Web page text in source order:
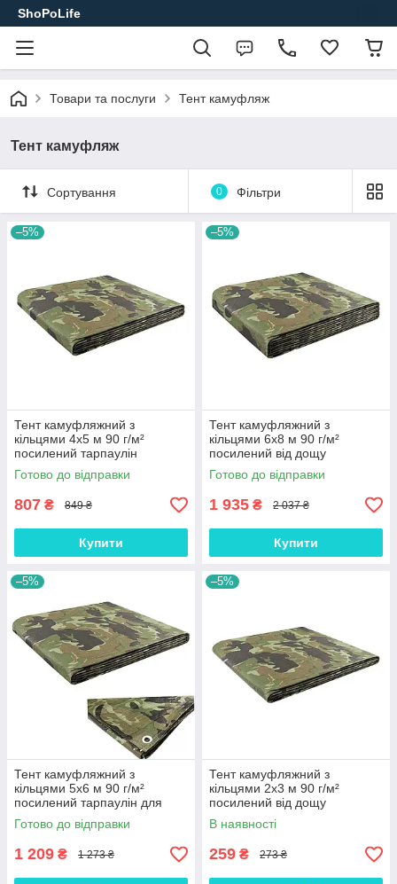
ShoPoLife
Товари та послуги Тент камуфляж
Тент камуфляж
Сортування 0 Фільтри
–5%
Тент камуфляжний з
кільцями 4х5 м 90 г/м²
посилений тарпаулін
універсальний господарський
(ml-27993)
Готово до відправки
807 ₴ 849 ₴
Купити
–5%
Тент камуфляжний з
кільцями 6х8 м 90 г/м²
посилений від дощу
господарський
непромокальний (ml-26697)
Готово до відправки
1 935 ₴ 2 037 ₴
Купити
–5%
Тент камуфляжний з
кільцями 5х6 м 90 г/м²
посилений тарпаулін для
укриття зерна
водонепроникний (ml-26698)
Готово до відправки
1 209 ₴ 1 273 ₴
–5%
Тент камуфляжний з
кільцями 2х3 м 90 г/м²
посилений від дощу
господарський
непромокальний (ml-26086)
В наявності
259 ₴ 273 ₴